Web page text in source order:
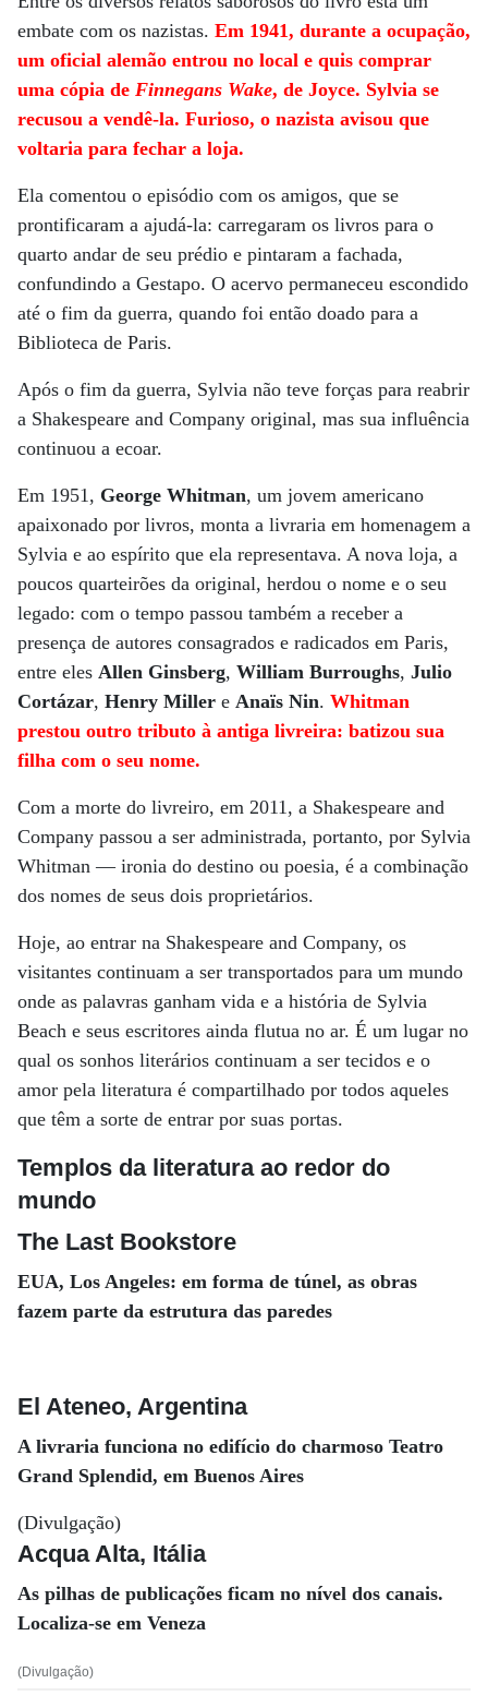
embate com os nazistas. Em 1941, durante a ocupação,
um oficial alemão entrou no local e quis comprar
uma cópia de Finnegans Wake, de Joyce. Sylvia se
recusou a vendê-la. Furioso, o nazista avisou que
voltaria para fechar a loja.
Ela comentou o episódio com os amigos, que se
prontificaram a ajudá-la: carregaram os livros para o
quarto andar de seu prédio e pintaram a fachada,
confundindo a Gestapo. O acervo permaneceu escondido
até o fim da guerra, quando foi então doado para a
Biblioteca de Paris.
Após o fim da guerra, Sylvia não teve forças para reabrir
a Shakespeare and Company original, mas sua influência
continuou a ecoar.
Em 1951, George Whitman, um jovem americano
apaixonado por livros, monta a livraria em homenagem a
Sylvia e ao espírito que ela representava. A nova loja, a
poucos quarteirões da original, herdou o nome e o seu
legado: com o tempo passou também a receber a
presença de autores consagrados e radicados em Paris,
entre eles Allen Ginsberg, William Burroughs, Julio
Cortázar, Henry Miller e Anaïs Nin. Whitman
prestou outro tributo à antiga livreira: batizou sua
filha com o seu nome.
Com a morte do livreiro, em 2011, a Shakespeare and
Company passou a ser administrada, portanto, por Sylvia
Whitman — ironia do destino ou poesia, é a combinação
dos nomes de seus dois proprietários.
Hoje, ao entrar na Shakespeare and Company, os
visitantes continuam a ser transportados para um mundo
onde as palavras ganham vida e a história de Sylvia
Beach e seus escritores ainda flutua no ar. É um lugar no
qual os sonhos literários continuam a ser tecidos e o
amor pela literatura é compartilhado por todos aqueles
que têm a sorte de entrar por suas portas.
Templos da literatura ao redor do
mundo
The Last Bookstore
EUA, Los Angeles: em forma de túnel, as obras
fazem parte da estrutura das paredes
El Ateneo, Argentina
A livraria funciona no edifício do charmoso Teatro
Grand Splendid, em Buenos Aires
(Divulgação)
Acqua Alta, Itália
As pilhas de publicações ficam no nível dos canais.
Localiza-se em Veneza
(Divulgação)